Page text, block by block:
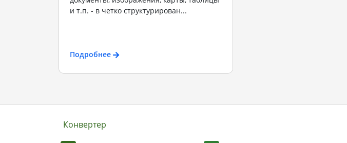
и т.п. - в четко структурирован...
Подробнее
Конвертер